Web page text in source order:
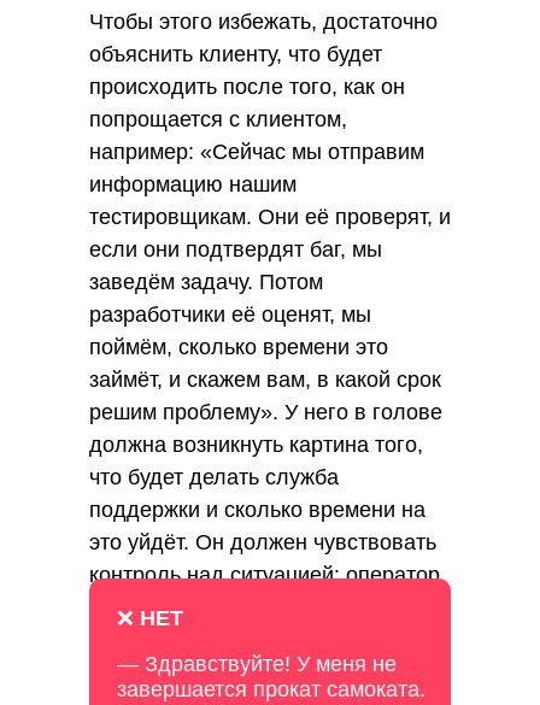
Чтобы этого избежать, достаточно
объяснить клиенту, что будет
происходить после того, как он
попрощается с клиентом,
например: «Сейчас мы отправим
информацию нашим
тестировщикам. Они её проверят, и
если они подтвердят баг, мы
заведём задачу. Потом
разработчики её оценят, мы
поймём, сколько времени это
займёт, и скажем вам, в какой срок
решим проблему». У него в голове
должна возникнуть картина того,
что будет делать служба
поддержки и сколько времени на
это уйдёт. Он должен чувствовать
контроль над ситуацией: оператор
всё понял и проблему
положили на полку.
— Здравствуйте! У меня не
завершается прокат самоката.
❌ НЕТ